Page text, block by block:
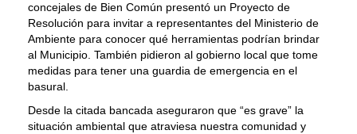
concejales de Bien Común presentó un Proyecto de
Resolución para invitar a representantes del Ministerio de
Ambiente para conocer qué herramientas podrían brindar
al Municipio. También pidieron al gobierno local que tome
medidas para tener una guardia de emergencia en el
basural.
Desde la citada bancada aseguraron que “es grave” la
situación ambiental que atraviesa nuestra comunidad y